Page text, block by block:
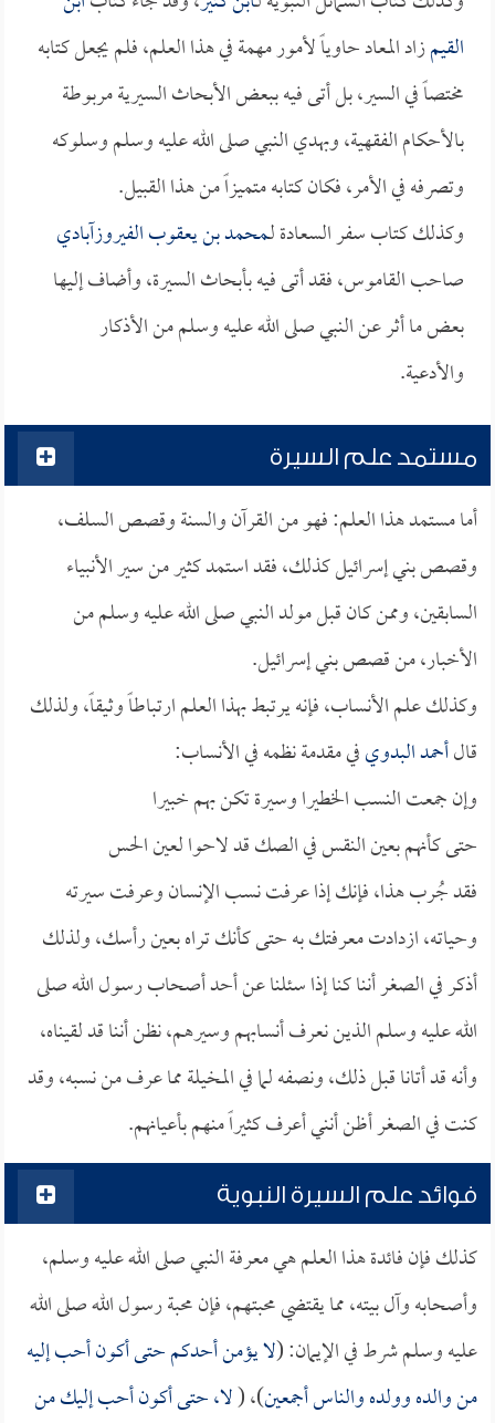
القيمزاد المعاد حاوياً لأمور مهمة في هذا العلم، فلم يجعل كتابه
مختصاً في السير، بل أتى فيه ببعض الأبحاث السيرية مربوطة
بالأحكام الفقهية، وبهدي النبي صلى الله عليه وسلم وسلوكه
وتصرفه في الأمر، فكان كتابه متميزاً من هذا القبيل.
وكذلك كتاب سفر السعادة لـمحمد بن يعقوب الفيروزآبادي
صاحب القاموس، فقد أتى فيه بأبحاث السيرة، وأضاف إليها
بعض ما أثر عن النبي صلى الله عليه وسلم من الأذكار
والأدعية.
مستمد علم السيرة
أما مستمد هذا العلم: فهو من القرآن والسنة وقصص السلف،
وقصص بني إسرائيل كذلك، فقد استمد كثير من سير الأنبياء
السابقين، وممن كان قبل مولد النبي صلى الله عليه وسلم من
الأخبار، من قصص بني إسرائيل.
وكذلك علم الأنساب، فإنه يرتبط بهذا العلم ارتباطاً وثيقاً، ولذلك
قالأحمد البدويفي مقدمة نظمه في الأنساب:
وإن جمعت النسب الخطيرا وسيرة تكن بهم خبيرا
حتى كأنهم بعين النقس في الصك قد لاحوا لعين الحس
فقد جُرب هذا، فإنك إذا عرفت نسب الإنسان وعرفت سيرته
وحياته، ازدادت معرفتك به حتى كأنك تراه بعين رأسك، ولذلك
أذكر في الصغر أننا كنا إذا سئلنا عن أحد أصحاب رسول الله صلى
الله عليه وسلم الذين نعرف أنسابهم وسيرهم، نظن أننا قد لقيناه،
وأنه قد أتانا قبل ذلك، ونصفه لما في المخيلة مما عرف من نسبه، وقد
كنت في الصغر أظن أنني أعرف كثيراً منهم بأعيانهم.
فوائد علم السيرة النبوية
كذلك فإن فائدة هذا العلم هي معرفة النبي صلى الله عليه وسلم،
وأصحابه وآل بيته، مما يقتضي محبتهم، فإن محبة رسول الله صلى الله
عليه وسلم شرط في الإيمان: (لا يؤمن أحدكم حتى أكون أحب إليه
من والده وولده والناس أجمعين)، (لا، حتى أكون أحب إليك من